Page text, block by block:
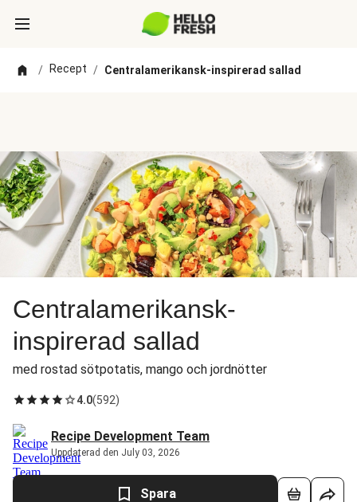
/ Recept / Centralamerikansk-inspirerad sallad
Centralamerikansk-
inspirerad sallad
med rostad sötpotatis, mango och jordnötter
4.0(592)
Recipe Development Team
Uppdaterad den July 03, 2026
Spara